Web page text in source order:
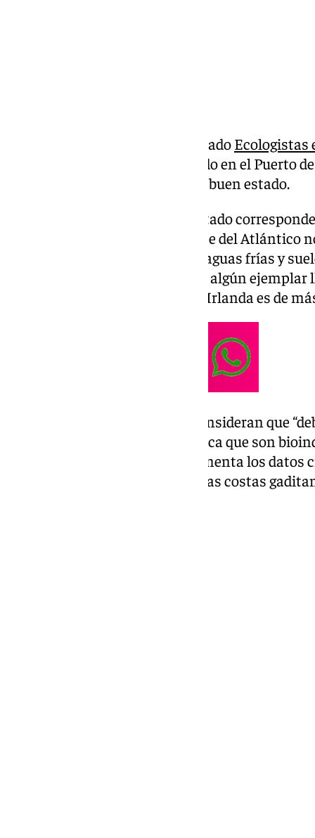
Dos focas grises, según ha indicadoEcologistas
sus redes sociales, han aparecido en el Puerto
, en aparente buen estado.
Los ejemplares que se han avistado
(Halichoerus grypus) procedente del Atlántico
comportamiento, prefieren las aguas frías y
termorregularse. No es raro que algún ejemplar
península. Solo la población de Irlanda es de
Desde Ecologistas en Acción consideran que
ciudadanía”. “Su hallazgo significa que son
nuestras aguas, al igual que aumenta los
biodiversidad marina en nuestras costas